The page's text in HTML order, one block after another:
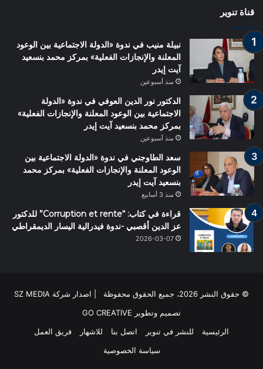
قناة تنوير
نبيلة منيب في ندوة «الدولة الاجتماعية بين الوعود
المعلنة والإنجازات الفعلية» بمركز محمد بنسعيد
آيت إيدر
منذ أسبوعين
الدكتور نور الدين العوفي في ندوة «الدولة
الاجتماعية بين الوعود المعلنة والإنجازات الفعلية»
بمركز محمد بنسعيد آيت إيدر
منذ أسبوعين
سعد الطاوجني في ندوة «الدولة الاجتماعية بين
الوعود المعلنة والإنجازات الفعلية» بمركز محمد
بنسعيد آيت إيدر
منذ 3 أسابيع
قراءة في كتاب: “Corruption et rente” للدكتور
عز الدين أقصبي -ندوة فيدرالية اليسار الديمقراطي
2026-03-07
© حقوق النشر 2026، جميع الحقوق محفوظة | اصدار شركة SZ MEDIA
تصميم وتطوير GO CREATIVE
الرئيسية
للنشر في تنوير اتصل بنا للاشهار
فريق العمل
سياسة الخصوصية